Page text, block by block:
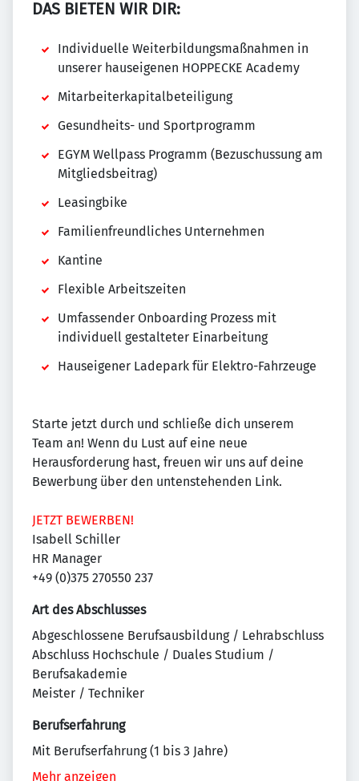
DAS BIETEN WIR DIR:
Individuelle Weiterbildungsmaßnahmen in
unserer hauseigenen HOPPECKE Academy
Mitarbeiterkapitalbeteiligung
Gesundheits- und Sportprogramm
EGYM Wellpass Programm (Bezuschussung am
Mitgliedsbeitrag)
Leasingbike
Familienfreundliches Unternehmen
Kantine
Flexible Arbeitszeiten
Umfassender Onboarding Prozess mit
individuell gestalteter Einarbeitung
Hauseigener Ladepark für Elektro-Fahrzeuge
Starte jetzt durch und schließe dich unserem
Team an! Wenn du Lust auf eine neue
Herausforderung hast, freuen wir uns auf deine
Bewerbung über den untenstehenden Link.
JETZT BEWERBEN!
Isabell Schiller
HR Manager
+49 (0)375 270550 237
Art des Abschlusses
Abgeschlossene Berufsausbildung / Lehrabschluss
Abschluss Hochschule / Duales Studium /
Berufsakademie
Meister / Techniker
Berufserfahrung
Mit Berufserfahrung (1 bis 3 Jahre)
Mehr anzeigen